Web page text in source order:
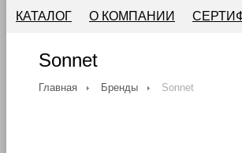
КАТАЛОГ О КОМПАНИИ
Sonnet
Главная Бренды Sonnet